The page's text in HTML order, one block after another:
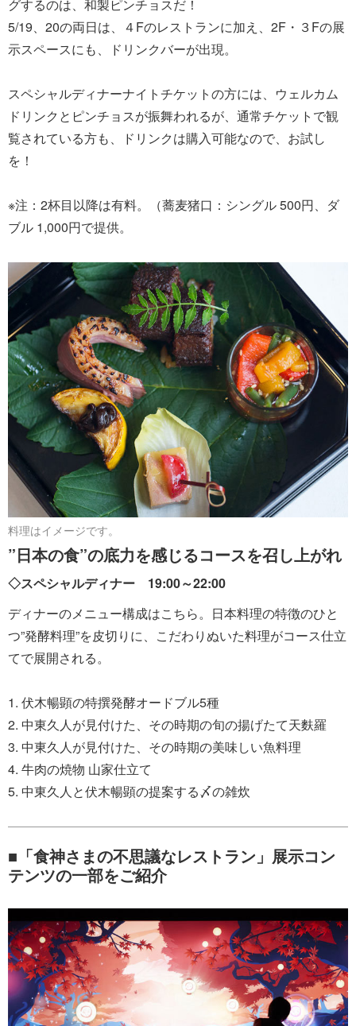
グするのは、和製ピンチョスだ！
5/19、20の両日は、４Fのレストランに加え、2F・３Fの展
示スペースにも、ドリンクバーが出現。
スペシャルディナーナイトチケットの方には、ウェルカム
ドリンクとピンチョスが振舞われるが、通常チケットで観
覧されている方も、ドリンクは購入可能なので、お試し
を！
※注：2杯目以降は有料。（蕎麦猪口：シングル 500円、ダ
ブル 1,000円で提供。
料理はイメージです。
”日本の食”の底力を感じるコースを召し上がれ
◇スペシャルディナー 19:00～22:00
ディナーのメニュー構成はこちら。日本料理の特徴のひと
つ”発酵料理”を皮切りに、こだわりぬいた料理がコース仕立
てで展開される。
1. 伏木暢顕の特撰発酵オードブル5種
2. 中東久人が見付けた、その時期の旬の揚げたて天麩羅
3. 中東久人が見付けた、その時期の美味しい魚料理
4. 牛肉の焼物 山家仕立て
5. 中東久人と伏木暢顕の提案する〆の雑炊
■「食神さまの不思議なレストラン」展示コン
テンツの一部をご紹介